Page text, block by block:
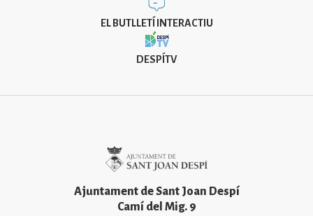
EL BUTLLETÍ INTERACTIU
DESPÍTV
Ajuntament de Sant Joan Despí
Camí del Mig. 9